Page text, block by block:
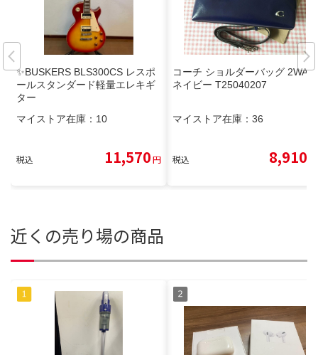
✨BUSKERS BLS300CS レスポ
ールスタンダード軽量エレキギ
ター
マイストア在庫： 10
税込 11,570円
コーチ ショルダーバッグ 2WAY
ネイビー T25040207
マイストア在庫： 36
税込 8,910
近くの売り場の商品